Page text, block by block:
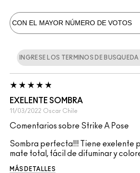
EXELENTE SOMBRA
11/03/2022 Oscar Chile
Comentarios sobre Strike A Pose
Sombra perfecta!!! Tiene exelente
mate total, fácil de difuminar y
MÁS DETALLES